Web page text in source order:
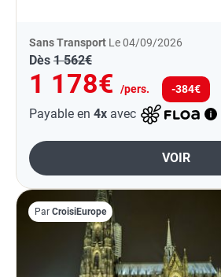
Sans Transport Le 04/09/2026
Dès 1 562€
1 178€ /pers. -384€
Payable en 4x avec
VOIR
Par CroisiEurope